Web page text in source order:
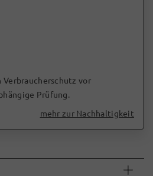
vor
Prüfung.
mehr zur Nachhaltigkeit